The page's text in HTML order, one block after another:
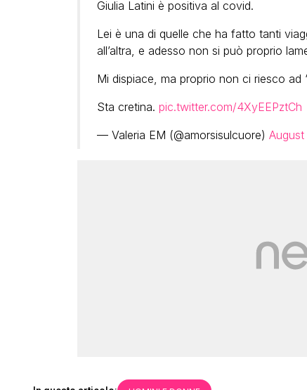
Giulia Latini è positiva al covid.
Lei è una di quelle che ha fatto tanti
all’altra, e adesso non si può proprio
Mi dispiace, ma proprio non ci riesco ad
Sta cretina. pic.twitter.com/4XyEEPztCh
— Valeria EM (@amorsisulcuore)